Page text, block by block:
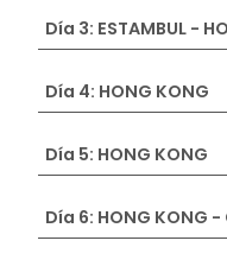
Día 3: ESTAMBUL -
Día 4: HONG KONG
Día 5: HONG KONG
Día 6: HONG KONG -